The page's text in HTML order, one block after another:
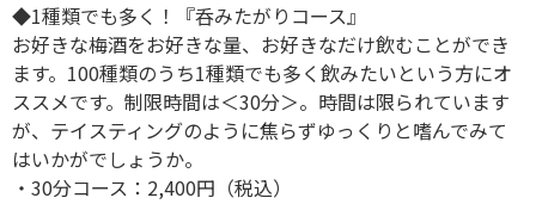
◆1種類でも多く！『呑みたがりコース』
お好きな梅酒をお好きな量、お好きなだけ飲むことができ
ます。100種類のうち1種類でも多く飲みたいという方にオ
ススメです。制限時間は＜30分＞。時間は限られています
が、テイスティングのように焦らずゆっくりと嗜んでみて
はいかがでしょうか。
・30分コース：2,400円（税込）